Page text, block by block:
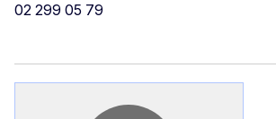
02 299 05 79